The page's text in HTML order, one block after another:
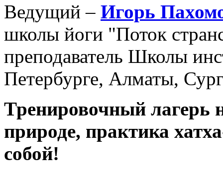
Ведущий – Игорь
школы йоги "Поток
преподаватель Школы
Петербурге, Алматы,
Тренировочный лагерь
природе, практика
собой!